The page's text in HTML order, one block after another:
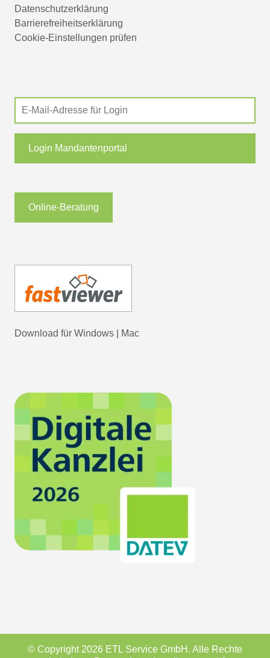
Datenschutzerklärung
Barrierefreiheitserklärung
Cookie-Einstellungen prüfen
Login Mandantenportal
Online-Beratung
Download für Windows Mac
© Copyright 2026 ETL Service GmbH. Alle Rechte